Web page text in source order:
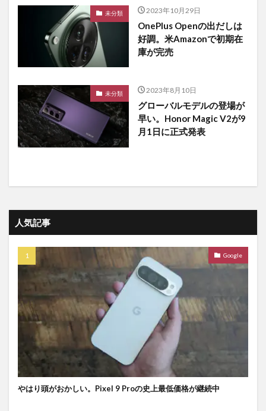
未分類 2023年10月29日
OnePlus Openの出だしは
好調。米Amazonで初期在
庫が完売
未分類 2023年8月10日
グローバルモデルの登場が
早い。Honor Magic V2が9
月1日に正式発表
人気記事
Google
やはり頭がおかしい。Pixel 9 Proの史上最低価格が継続中